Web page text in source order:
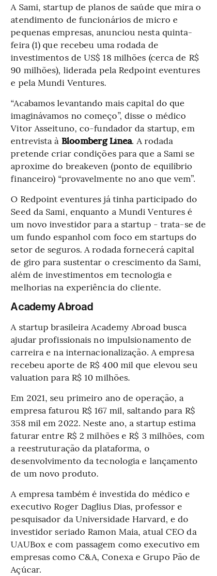
A Sami, startup de planos de saúde que mira o
atendimento de funcionários de micro e
pequenas empresas, anunciou nesta quinta-
feira (1) que recebeu uma rodada de
investimentos de US$ 18 milhões (cerca de R$
90 milhões), liderada pela Redpoint eventures
e pela Mundi Ventures.
“Acabamos levantando mais capital do que
imaginávamos no começo”, disse o médico
Vitor Asseituno, co-fundador da startup, em
entrevista à Bloomberg Línea. A rodada
pretende criar condições para que a Sami se
aproxime do breakeven (ponto de equilíbrio
financeiro) “provavelmente no ano que vem”.
O Redpoint eventures já tinha participado do
Seed da Sami, enquanto a Mundi Ventures é
um novo investidor para a startup - trata-se de
um fundo espanhol com foco em startups do
setor de seguros. A rodada fornecerá capital
de giro para sustentar o crescimento da Sami,
além de investimentos em tecnologia e
melhorias na experiência do cliente.
Academy Abroad
A startup brasileira Academy Abroad busca
ajudar profissionais no impulsionamento de
carreira e na internacionalização. A empresa
recebeu aporte de R$ 400 mil que elevou seu
valuation para R$ 10 milhões.
Em 2021, seu primeiro ano de operação, a
empresa faturou R$ 167 mil, saltando para R$
358 mil em 2022. Neste ano, a startup estima
faturar entre R$ 2 milhões e R$ 3 milhões, com
a reestruturação da plataforma, o
desenvolvimento da tecnologia e lançamento
de um novo produto.
A empresa também é investida do médico e
executivo Roger Daglius Dias, professor e
pesquisador da Universidade Harvard, e do
investidor seriado Ramon Maia, atual CEO da
UAUBox e com passagem como executivo em
empresas como C&A, Conexa e Grupo Pão de
Açúcar.